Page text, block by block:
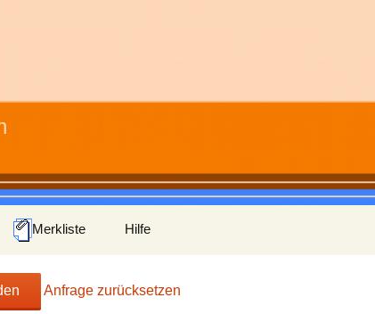
Merkliste Hilfe
Anfrage zurücksetzen